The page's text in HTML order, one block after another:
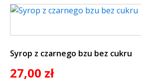
Syrop z czarnego bzu bez cukru
27,00 zł